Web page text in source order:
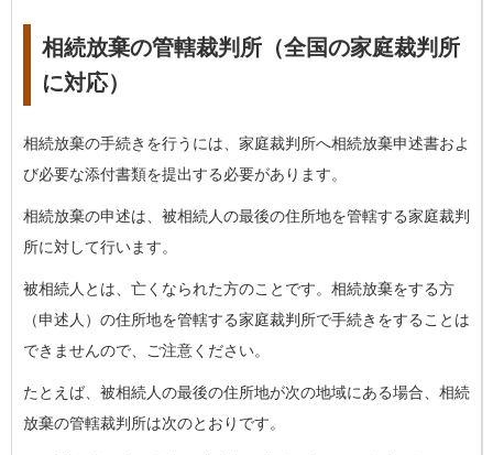
相続放棄の管轄裁判所（全国の家庭裁判所
に対応）
相続放棄の手続きを行うには、家庭裁判所へ相続放棄申述書およ
び必要な添付書類を提出する必要があります。
相続放棄の申述は、被相続人の最後の住所地を管轄する家庭裁判
所に対して行います。
被相続人とは、亡くなられた方のことです。相続放棄をする方
（申述人）の住所地を管轄する家庭裁判所で手続きをすることは
できませんので、ご注意ください。
たとえば、被相続人の最後の住所地が次の地域にある場合、相続
放棄の管轄裁判所は次のとおりです。